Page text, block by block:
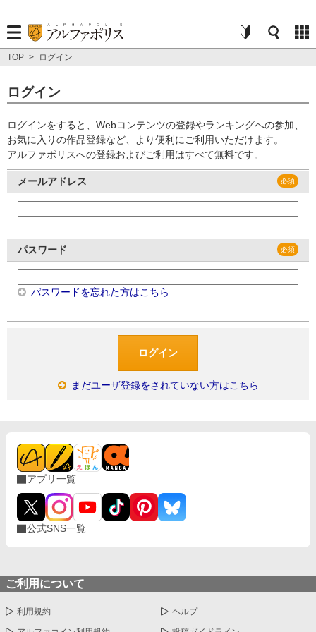
TOP > ログイン
ログイン
ログインをすると、Webコンテンツの登録やランキングへの参加、
お気に入りの作品登録など、より便利にご利用いただけます。
アルファポリスへの登録およびご利用はすべて無料です。
メールアドレス
パスワード
パスワードを忘れた方はこちら
まだユーザ登録をされていない方はこちら
アプリ一覧
公式SNS一覧
ご利用について
利用規約 ヘルプ